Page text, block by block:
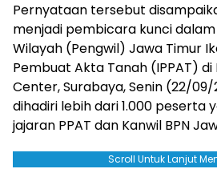
Pernyataan tersebut
menjadi pembicara kunci
Wilayah (Pengwil) Jawa Timur
Pembuat Akta Tanah (IPPAT)
Center, Surabaya, Senin (22/
dihadiri lebih dari 1.000 peserta
jajaran PPAT dan Kanwil BPN
Scroll Untuk Lanjut